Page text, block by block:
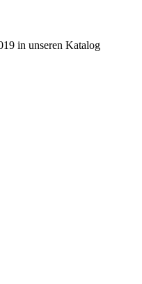
in unseren Katalog